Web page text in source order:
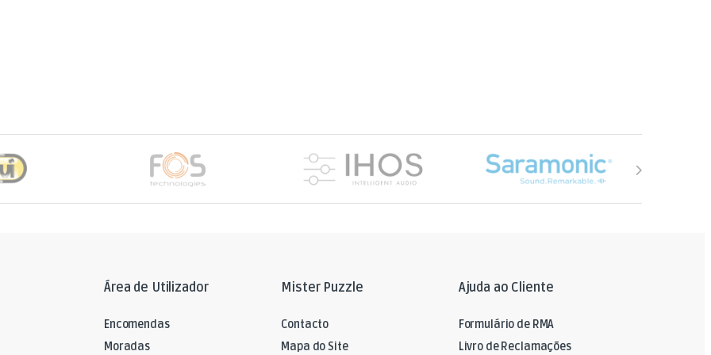
Área de Utilizador
Encomendas
Moradas
Mister Puzzle
Contacto
Mapa do Site
Ajuda ao Cliente
Formulário de RMA
Livro de Reclamações